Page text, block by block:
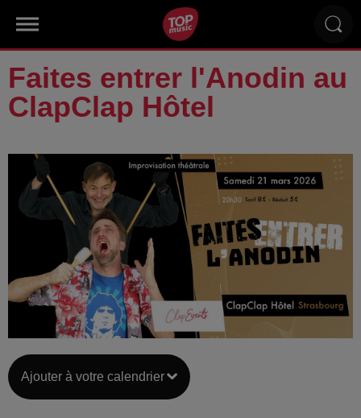
Faites entrer l'Anodin au
ClapClap Hôtel
Ajouter à votre calendrier